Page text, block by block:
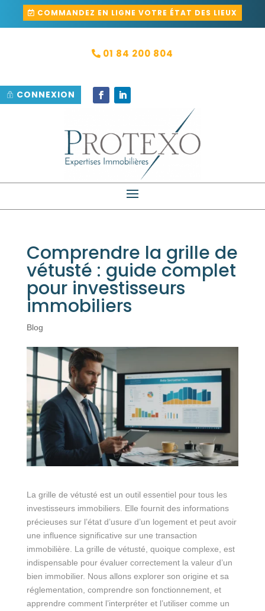
COMMANDEZ EN LIGNE VOTRE ÉTAT DES LIEUX
01 84 200 804
CONNEXION
Comprendre la grille de
vétusté : guide complet
pour investisseurs
immobiliers
Blog
La grille de vétusté est un outil essentiel pour tous les
investisseurs immobiliers. Elle fournit des informations
précieuses sur l’état d’usure d’un logement et peut avoir
une influence significative sur une transaction
immobilière. La grille de vétusté, quoique complexe, est
indispensable pour évaluer correctement la valeur d’un
bien immobilier. Nous allons explorer son origine et sa
réglementation, comprendre son fonctionnement, et
apprendre comment l’interpréter et l’utiliser comme un